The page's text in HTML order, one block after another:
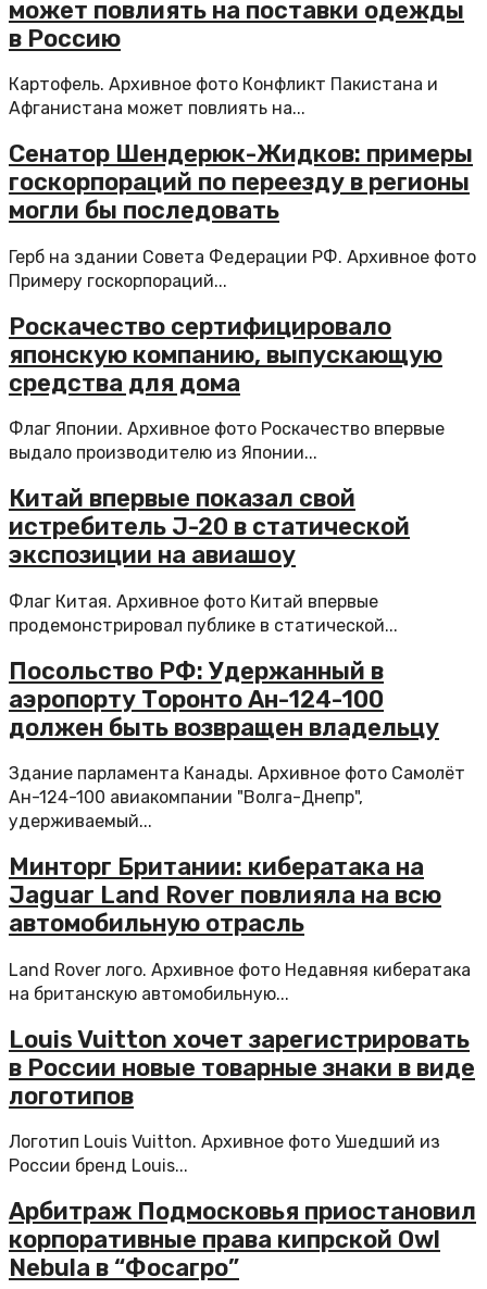
может повлиять на поставки одежды
в Россию
Картофель. Архивное фото Конфликт Пакистана и
Афганистана может повлиять на...
Сенатор Шендерюк-Жидков: примеры
госкорпораций по переезду в регионы
могли бы последовать
Герб на здании Совета Федерации РФ. Архивное фото
Примеру госкорпораций...
Роскачество сертифицировало
японскую компанию, выпускающую
средства для дома
Флаг Японии. Архивное фото Роскачество впервые
выдало производителю из Японии...
Китай впервые показал свой
истребитель J-20 в статической
экспозиции на авиашоу
Флаг Китая. Архивное фото Китай впервые
продемонстрировал публике в статической...
Посольство РФ: Удержанный в
аэропорту Торонто Ан-124-100
должен быть возвращен владельцу
Здание парламента Канады. Архивное фото Самолёт
Ан-124-100 авиакомпании "Волга-Днепр",
удерживаемый...
Минторг Британии: кибератака на
Jaguar Land Rover повлияла на всю
автомобильную отрасль
Land Rover лого. Архивное фото Недавняя кибератака
на британскую автомобильную...
Louis Vuitton хочет зарегистрировать
в России новые товарные знаки в виде
логотипов
Логотип Louis Vuitton. Архивное фото Ушедший из
России бренд Louis...
Арбитраж Подмосковья приостановил
корпоративные права кипрской Owl
Nebula в “Фосагро”